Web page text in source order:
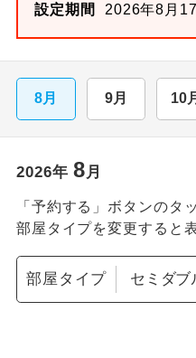
設定期間
2026年8月
8月 9月 10
2026年 8月
「予約する」ボタンのタ
部屋タイプを変更すると
部屋タイプ